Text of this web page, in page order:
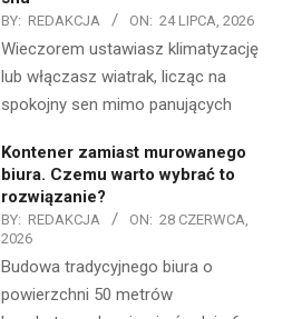
BY: REDAKCJA ON: 24 LIPCA, 2026
Wieczorem ustawiasz klimatyzację
lub włączasz wiatrak, licząc na
spokojny sen mimo panujących
Kontener zamiast murowanego
biura. Czemu warto wybrać to
rozwiązanie?
BY: REDAKCJA ON: 28 CZERWCA,
2026
Budowa tradycyjnego biura o
powierzchni 50 metrów